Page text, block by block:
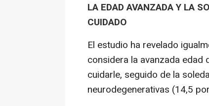
LA EDAD AVANZADA Y LA
CUIDADO
El estudio ha revelado
considera la avanzada
cuidarle, seguido de la
neurodegenerativas (14,5